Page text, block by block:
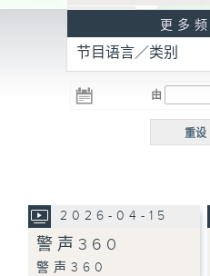
R3
电台 电台
R5
更多
节目语言／类别
由
重设
2026-04-15
警声360
警声360